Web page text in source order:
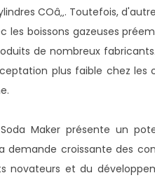
COâ‚‚. Toutefois,
les boissons gazeuses
de nombreux
plus faible chez
Soda Maker présente un
demande croissante des
novateurs et du